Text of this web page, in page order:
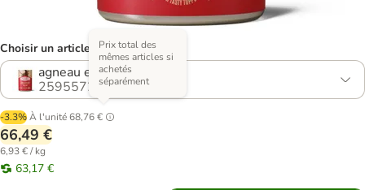
Choisir un article (3 variantes)
agneau et sanglier
2595572.1
-3.3%À l'unité68,76 €
Prix total des
mêmes articles si
achetés
séparément
66,49 €
6,93 € / kg
63,17 €